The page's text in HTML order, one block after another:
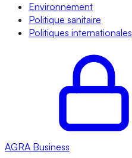
Environnement
Politique sanitaire
Politiques internationales
AGRA Business